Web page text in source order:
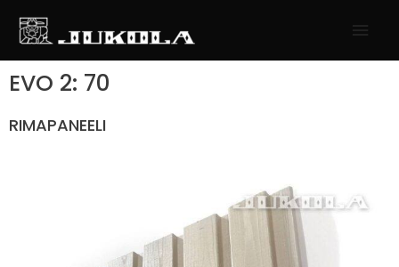
SISÄLTÖÖN
EVO 2: 70
RIMAPANEELI